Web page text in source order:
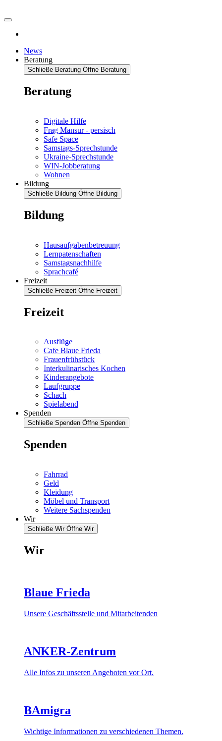
News
Beratung
Schließe Beratung Öffne Beratung
Beratung
Digitale Hilfe
Frag Mansur - persisch
Safe Space
Samstags-Sprechstunde
Ukraine-Sprechstunde
WIN-Jobberatung
Wohnen
Bildung
Schließe Bildung Öffne Bildung
Bildung
Hausaufgabenbetreuung
Lernpatenschaften
Samstagsnachhilfe
Sprachcafé
Freizeit
Schließe Freizeit Öffne Freizeit
Freizeit
Ausflüge
Cafe Blaue Frieda
Frauenfrühstück
Interkulinarisches Kochen
Kinderangebote
Laufgruppe
Schach
Spielabend
Spenden
Schließe Spenden Öffne Spenden
Spenden
Fahrrad
Geld
Kleidung
Möbel und Transport
Weitere Sachspenden
Wir
Schließe Wir Öffne Wir
Wir
Blaue Frieda
Unsere Geschäftsstelle und Mitarbeitenden
ANKER-Zentrum
Alle Infos zu unseren Angeboten vor Ort.
BAmigra
Wichtige Informationen zu verschiedenen Themen.